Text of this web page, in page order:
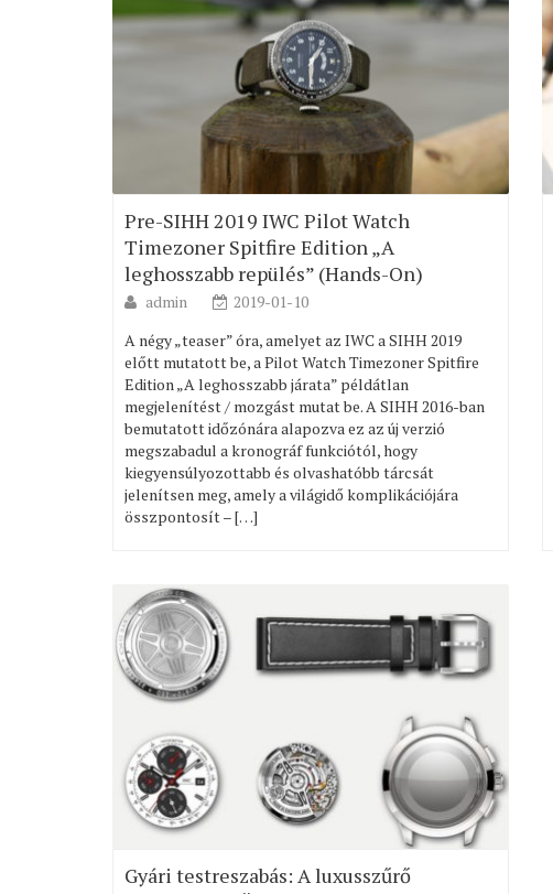
Pre-SIHH 2019 IWC Pilot Watch
Timezoner Spitfire Edition „A
leghosszabb repülés” (Hands-On)
admin
2019-01-10
A négy „teaser” óra, amelyet az IWC a SIHH 2019
előtt mutatott be, a Pilot Watch Timezoner Spitfire
Edition „A leghosszabb járata” példátlan
megjelenítést / mozgást mutat be. A SIHH 2016-ban
bemutatott időzónára alapozva ez az új verzió
megszabadul a kronográf funkciótól, hogy
kiegyensúlyozottabb és olvashatóbb tárcsát
jelenítsen meg, amely a világidő komplikációjára
összpontosít – […]
Gyári testreszabás: A luxusszűrő